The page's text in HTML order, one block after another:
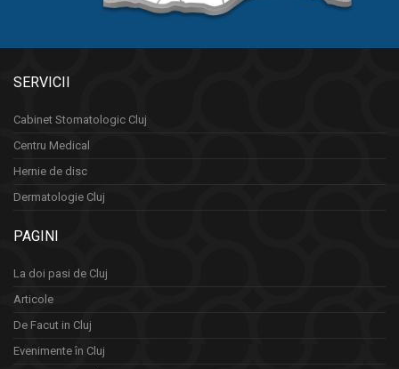
SERVICII
Cabinet Stomatologic Cluj
Centru Medical
Hernie de disc
Dermatologie Cluj
PAGINI
La doi pasi de Cluj
Articole
De Facut in Cluj
Evenimente în Cluj